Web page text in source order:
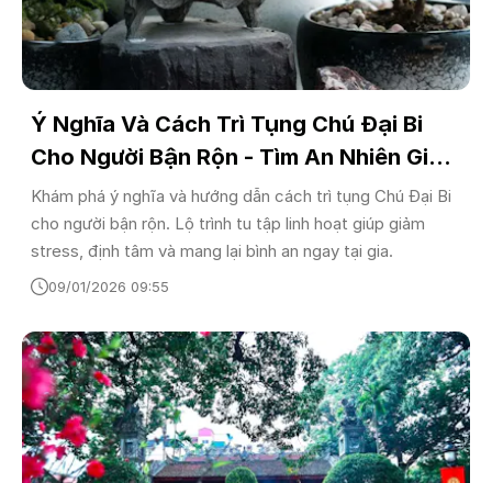
Ý Nghĩa Và Cách Trì Tụng Chú Đại Bi
Cho Người Bận Rộn - Tìm An Nhiên Giữa
Đời Thường
Khám phá ý nghĩa và hướng dẫn cách trì tụng Chú Đại Bi
cho người bận rộn. Lộ trình tu tập linh hoạt giúp giảm
stress, định tâm và mang lại bình an ngay tại gia.
09/01/2026 09:55